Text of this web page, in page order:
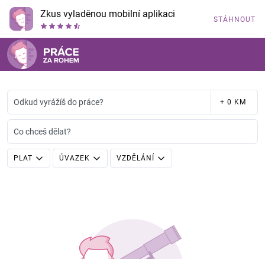
Zkus vyladěnou mobilní aplikaci STÁHNOUT
Odkud vyrážíš do práce? + 0 KM
Co chceš dělat?
PLAT ÚVAZEK VZDĚLÁNÍ